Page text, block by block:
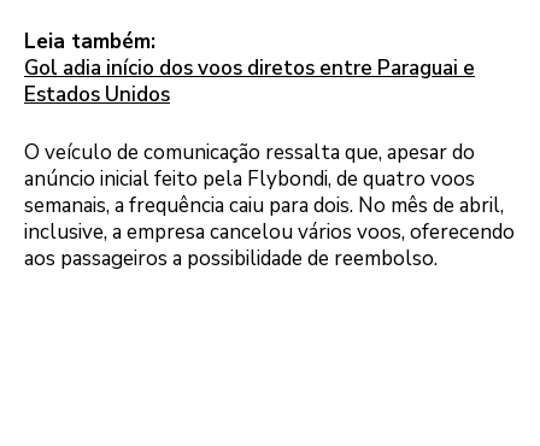
Leia também:
Gol adia início dos voos diretos entre Paraguai e
Estados Unidos
O veículo de comunicação ressalta que, apesar do
anúncio inicial feito pela Flybondi, de quatro voos
semanais, a frequência caiu para dois. No mês de abril,
inclusive, a empresa cancelou vários voos, oferecendo
aos passageiros a possibilidade de reembolso.